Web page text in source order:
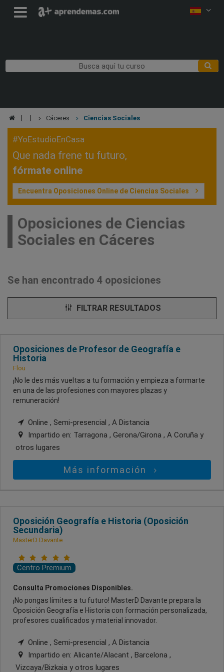
Cáceres Ciencias Sociales
#YoEstudioEnCasa
Que nada frene tu futuro,
fórmate online
Encuentra Oposiciones Online de Ciencias Sociales
Oposiciones de Ciencias
Sociales en Cáceres
Se han encontrado 4 oposiciones
FILTRAR RESULTADOS
Oposiciones de Profesor de Geografía e
Historia
Flou
¡No le des más vueltas a tu formación y empieza a formarte
en una de las profesiones con mayores plazas y
remuneración!
Online , Semi-presencial , A Distancia
Impartido en: Tarragona , Gerona/Girona , A Coruña y
otros lugares
Más información
Oposición Geografía e Historia (Oposición
Secundaria)
MasterD Davante
Centro Premium
Consulta Promociones Disponibles.
¡No pongas límites a tu futuro! MasterD Davante prepara la
Oposición Geografía e Historia con formación personalizada,
profesores cualificados y material innovador.
Online , Semi-presencial , A Distancia
Impartido en: Alicante/Alacant , Barcelona ,
Vizcaya/Bizkaia y otros lugares